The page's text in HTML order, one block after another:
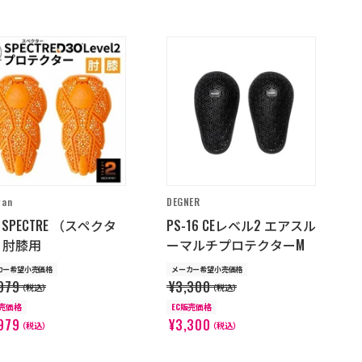
（スペクタ
膝用
ー希望小売価格
（税込）
価格
（税込）
DEGNER
PS-16 CEレベル2 エアスル
ーマルチプロテクターM
メーカー希望小売価格
¥3,300（税込）
EC販売価格
¥3,300（税込）